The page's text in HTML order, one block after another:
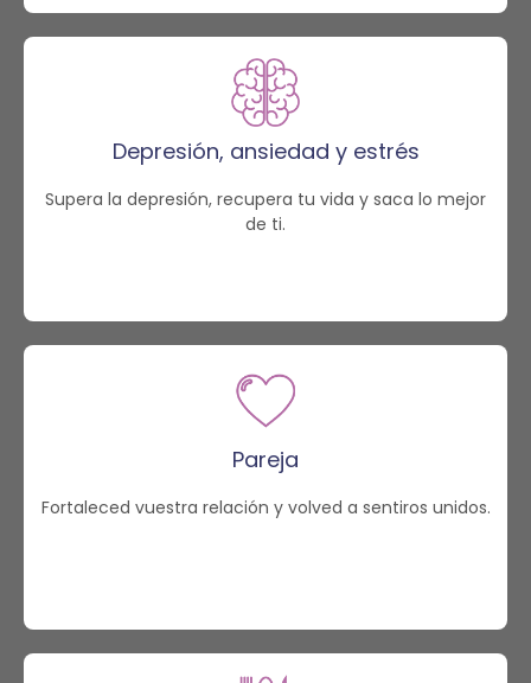
Depresión, ansiedad y estrés
Supera la depresión, recupera tu vida y saca lo mejor
de ti.
Pareja
Fortaleced vuestra relación y volved a sentiros unidos.